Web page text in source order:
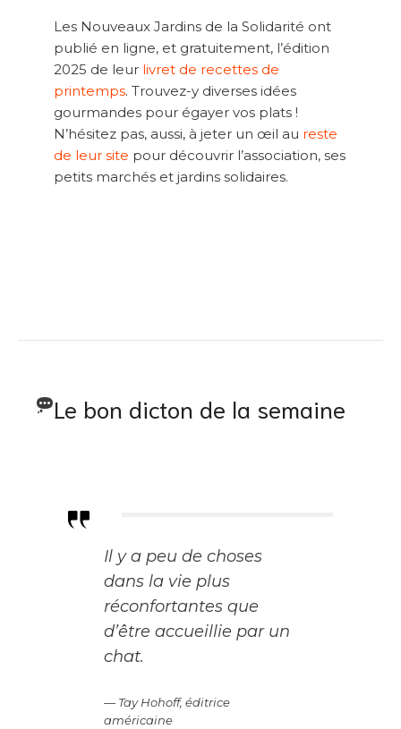
Les Nouveaux Jardins de la Solidarité ont
publié en ligne, et gratuitement, l’édition
2025 de leur livret de recettes de
printemps. Trouvez-y diverses idées
gourmandes pour égayer vos plats !
N’hésitez pas, aussi, à jeter un œil au reste
de leur site pour découvrir l’association, ses
petits marchés et jardins solidaires.
Le bon dicton de la semaine
Il y a peu de choses
dans la vie plus
réconfortantes que
d’être accueillie par un
chat.
— Tay Hohoff, éditrice
américaine